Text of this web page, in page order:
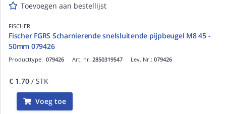
Toevoegen aan bestellijst
FISCHER
Fischer FGRS Scharnierende snelsluitende pijpbeugel M8 45 -
50mm 079426
Art. nr. 2850319547
Producttype: 079426 Lev. Nr.: 079426
€ 1,70 / STK
Voeg toe